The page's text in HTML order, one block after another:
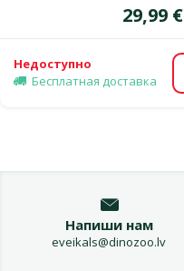
Цена
29,99 €
Недоступно
Бесплатная доставка
Напиши нам
eveikals@dinozoo.lv